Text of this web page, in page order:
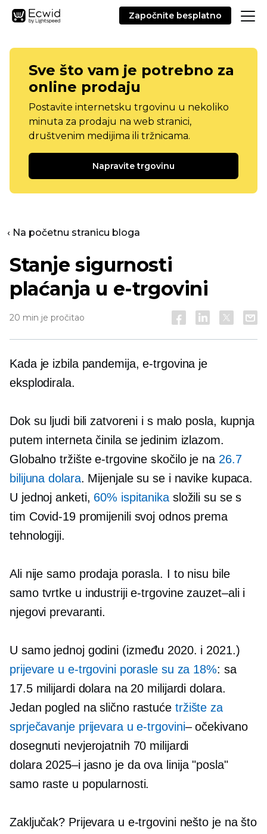
Započnite besplatno
Sve što vam je potrebno za
online prodaju
Postavite internetsku trgovinu u nekoliko
minuta za prodaju na web stranici,
društvenim medijima ili tržnicama.
Napravite trgovinu
‹ Na početnu stranicu bloga
Stanje sigurnosti
plaćanja u e-trgovini
20 min je pročitao
Kada je izbila pandemija, e-trgovina je
eksplodirala.
Dok su ljudi bili zatvoreni i s malo posla, kupnja
putem interneta činila se jedinim izlazom.
Globalno tržište e-trgovine skočilo je na 26.7
bilijuna dolara. Mijenjale su se i navike kupaca.
U jednoj anketi, 60% ispitanikasložili su se s
tim Covid-19promijenili svoj odnos prema
tehnologiji.
Ali nije samo prodaja porasla. I to nisu bile
samo tvrtke u industriji e-trgovine zauzet–alii
njegovi prevaranti.
U samo jednoj godini (između 2020. i 2021.)
prijevare u e-trgovini porasle su za 18%: sa
17.5 milijardi dolara na 20 milijardi dolara.
Jedan pogled na slično rastuće tržište za
sprječavanje prijevara u e-trgovini– očekivano
dosegnuti nevjerojatnih 70 milijardi
dolara 2025–ijasno je da ova linija "posla"
samo raste u popularnosti.
Zaključak? Prijevara u e-trgovini nešto je na što